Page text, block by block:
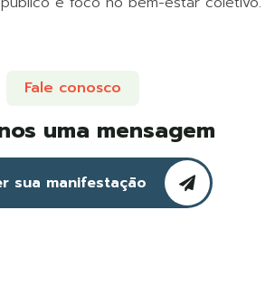
Fale conosco
uma mensagem
sua manifestação